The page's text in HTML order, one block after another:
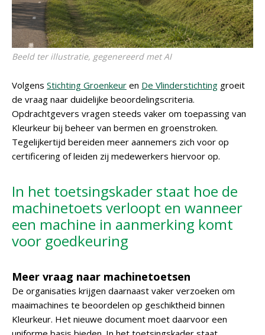
Beeld ter illustratie, gegenereerd met AI
Volgens Stichting Groenkeur en De Vlinderstichting groeit
de vraag naar duidelijke beoordelingscriteria.
Opdrachtgevers vragen steeds vaker om toepassing van
Kleurkeur bij beheer van bermen en groenstroken.
Tegelijkertijd bereiden meer aannemers zich voor op
certificering of leiden zij medewerkers hiervoor op.
In het toetsingskader staat hoe de
machinetoets verloopt en wanneer
een machine in aanmerking komt
voor goedkeuring
Meer vraag naar machinetoetsen
De organisaties krijgen daarnaast vaker verzoeken om
maaimachines te beoordelen op geschiktheid binnen
Kleurkeur. Het nieuwe document moet daarvoor een